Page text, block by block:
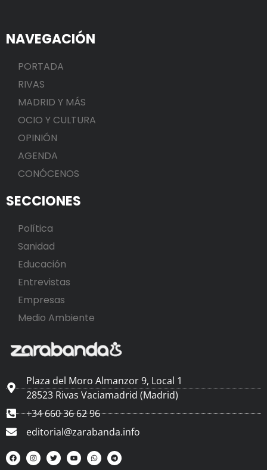
NAVEGACIÓN
PORTADA
RIVAS
MADRID Y MÁS
OCIO Y CULTURA
OPINIÓN
AGENDA
CONÓCENOS
SECCIONES
Política
Sanidad
Educación
Entrevistas
Empresas
Medio Ambiente
Plaza del Moro Almanzor 9, Local 1
28523 Rivas Vaciamadrid (Madrid)
+34 660 36 62 96
editorial@zarabanda.info